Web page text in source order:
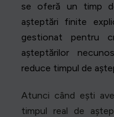
se oferă un timp
așteptări finite
gestionat pentru
așteptărilor
reduce timpul de
Atunci când ești
timpul real de